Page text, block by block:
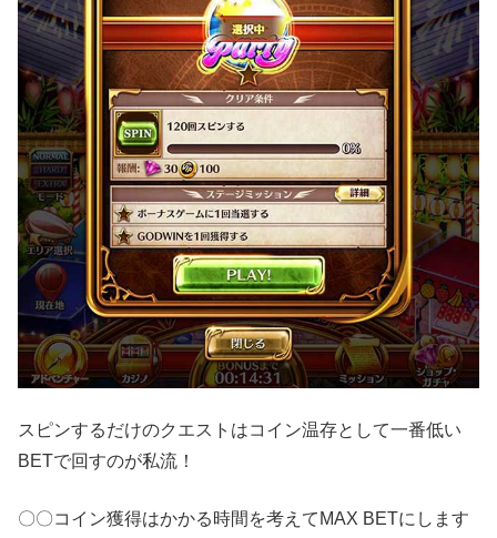
スピンするだけのクエストはコイン温存として一番低い
BETで回すのが私流！
〇〇コイン獲得はかかる時間を考えてMAX BETにします